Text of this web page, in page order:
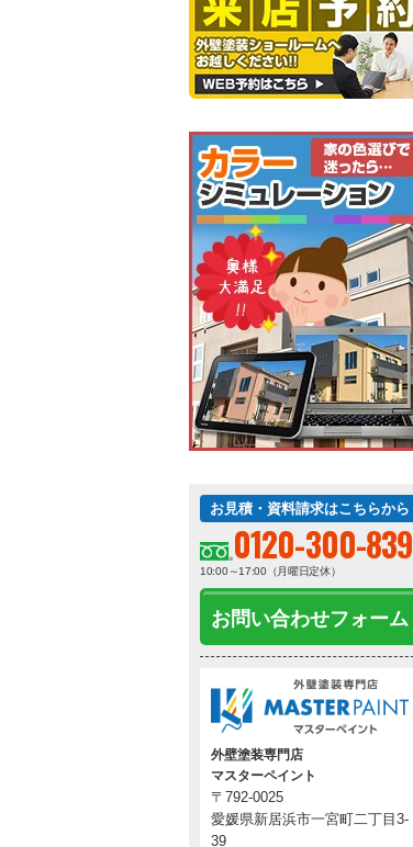
お見積・資料請求はこちらから
0120-300-839
10:00～17:00（月曜日定休）
お問い合わせフォーム
外壁塗装専門店
マスターペイント
〒792-0025
愛媛県新居浜市一宮町二丁目3-
39